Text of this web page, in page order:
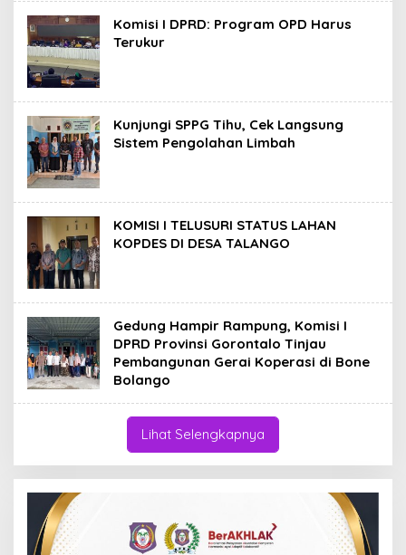
Komisi I DPRD: Program OPD Harus
Terukur
Kunjungi SPPG Tihu, Cek Langsung
Sistem Pengolahan Limbah
KOMISI I TELUSURI STATUS LAHAN
KOPDES DI DESA TALANGO
Gedung Hampir Rampung, Komisi I
DPRD Provinsi Gorontalo Tinjau
Pembangunan Gerai Koperasi di Bone
Bolango
Lihat Selengkapnya